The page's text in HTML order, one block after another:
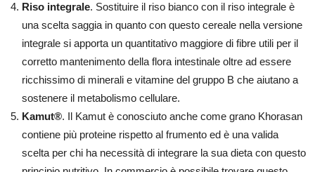
Riso integrale. Sostituire il riso bianco con il riso integrale è
una scelta saggia in quanto con questo cereale nella versione
integrale si apporta un quantitativo maggiore di fibre utili per il
corretto mantenimento della flora intestinale oltre ad essere
ricchissimo di minerali e vitamine del gruppo B che aiutano a
sostenere il metabolismo cellulare.
Kamut®. Il Kamut è conosciuto anche come grano Khorasan
contiene più proteine rispetto al frumento ed è una valida
scelta per chi ha necessità di integrare la sua dieta con questo